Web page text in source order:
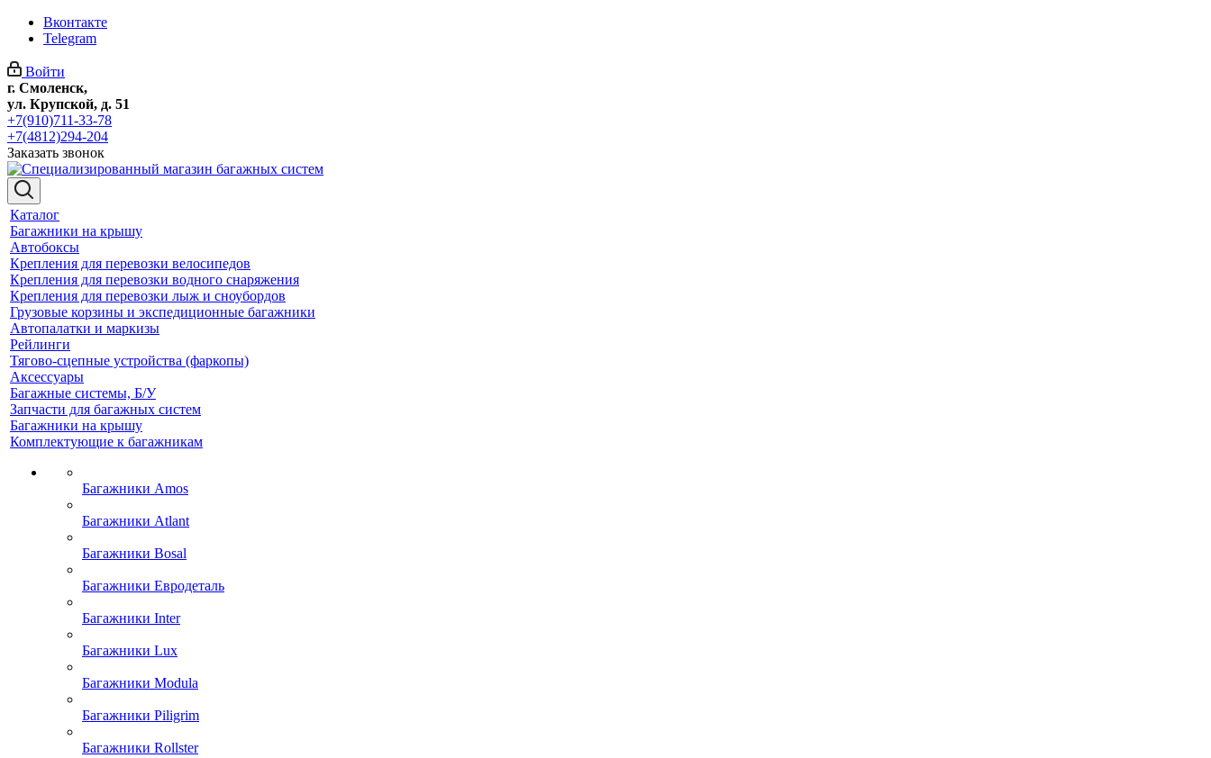
Вконтакте
Telegram
Войти
г. Смоленск,
ул. Крупской, д. 51
+7(910)711-33-78
+7(4812)294-204
Заказать звонок
Каталог
Багажники на крышу
Автобоксы
Крепления для перевозки велосипедов
Крепления для перевозки водного снаряжения
Крепления для перевозки лыж и сноубордов
Грузовые корзины и экспедиционные багажники
Автопалатки и маркизы
Рейлинги
Тягово-сцепные устройства (фаркопы)
Аксессуары
Багажные системы, Б/У
Запчасти для багажных систем
Багажники на крышу
Комплектующие к багажникам
Багажники Amos
Багажники Atlant
Багажники Bosal
Багажники Евродеталь
Багажники Inter
Багажники Lux
Багажники Modula
Багажники Piligrim
Багажники Rollster